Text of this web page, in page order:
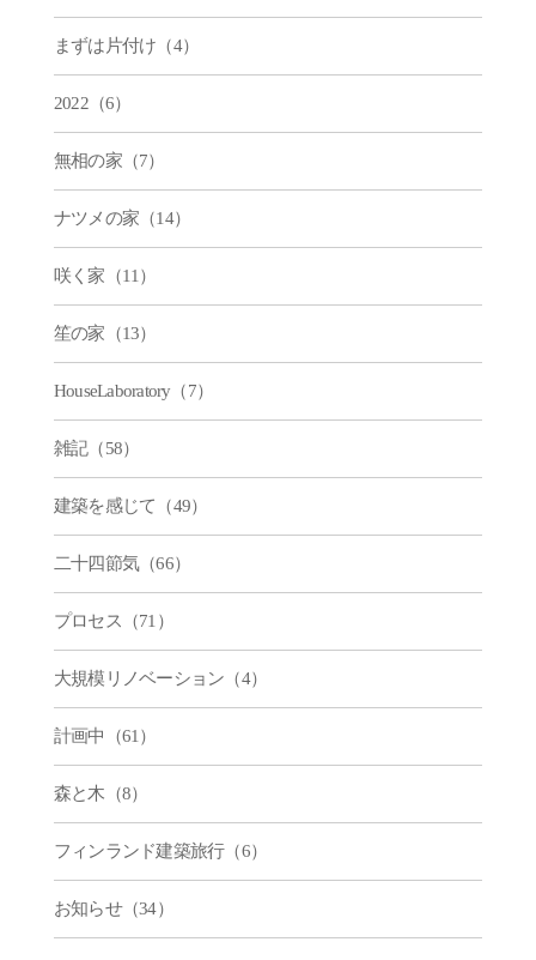
まずは片付け（4）
2022（6）
無相の家（7）
ナツメの家（14）
咲く家（11）
笙の家（13）
HouseLaboratory（7）
雑記（58）
建築を感じて（49）
二十四節気（66）
プロセス（71）
大規模リノベーション（4）
計画中（61）
森と木（8）
フィンランド建築旅行（6）
お知らせ（34）